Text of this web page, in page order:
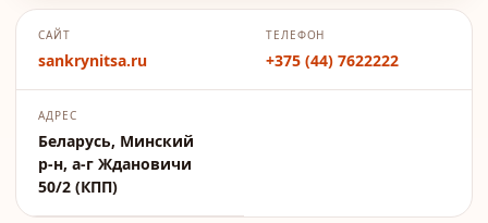
САЙТ
sankrynitsa.ru
ТЕЛЕФОН
+375 (44) 7622222
АДРЕС
Беларусь, Минский
р‑н, а‑г Ждановичи
50/2 (КПП)